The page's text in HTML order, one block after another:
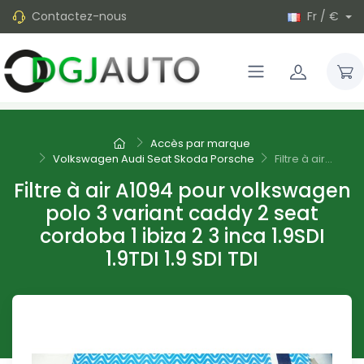
Contactez-nous Fr / €
Accès par marque
Volkswagen Audi Seat Skoda Porsche
Filtre à air...
Filtre à air A1094 pour volkswagen
polo 3 variant caddy 2 seat
cordoba 1 ibiza 2 3 inca 1.9SDI
1.9TDI 1.9 SDI TDI